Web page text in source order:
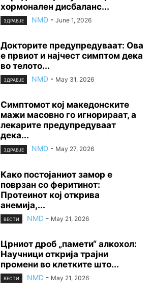
хормонален дисбаланс...
ЗДРАВЈЕ NMD - June 1, 2026
Докторите предупредуваат: Ова
е првиот и најчест симптом дека
во телото...
ЗДРАВЈЕ NMD - May 31, 2026
Симптомот кој македонските
мажи масовно го игнорираат, а
лекарите предупредуваат
дека...
ЗДРАВЈЕ NMD - May 27, 2026
Како постојаниот замор е
поврзан со феритинот:
Протеинот кој открива
анемија,...
ВЕСТИ NMD - May 21, 2026
Црниот дроб „памети“ алкохол:
Научници открија трајни
промени во клетките што...
ВЕСТИ NMD - May 21, 2026